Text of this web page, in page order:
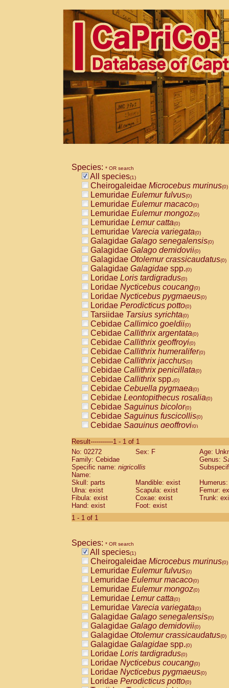
Species: * OR search
All species(1)
Cheirogaleidae Microcebus murinus(0)
Lemuridae Eulemur fulvus(0)
Lemuridae Eulemur macaco(0)
Lemuridae Eulemur mongoz(0)
Lemuridae Lemur catta(0)
Lemuridae Varecia variegata(0)
Galagidae Galago senegalensis(0)
Galagidae Galago demidovii(0)
Galagidae Otolemur crassicaudatus(0)
Galagidae Galagidae spp.(0)
Loridae Loris tardigradus(0)
Loridae Nycticebus coucang(0)
Loridae Nycticebus pygmaeus(0)
Loridae Perodicticus potto(0)
Tarsiidae Tarsius syrichta(0)
Cebidae Callimico goeldii(0)
Cebidae Callithrix argentata(0)
Cebidae Callithrix geoffroyi(0)
Cebidae Callithrix humeralifer(0)
Cebidae Callithrix jacchus(0)
Cebidae Callithrix penicillata(0)
Cebidae Callithrixspp.(0)
Cebidae Cebuella pygmaea(0)
Cebidae Leontopithecus rosalia(0)
Cebidae Saguinus bicolor(0)
Cebidae Saguinus fuscicollis(0)
Cebidae Saguinus geoffroyi(0)
CebidaeSaguinus labiatus(0)
Cebidae Saguinus leucopus (0)
Cebidae
CebidaeSaguinus mystax
Cebidae Saguinus nigricollis (1)
Cebidae Saguinus oedipus
Cebidae Saguinus weddelli
Cebidae Saguinusspp.
Cebidae
CebidaeCebus capucinus
CebidaeCebus nigrivittatus
CebidaeCebus spp.(0)
CebidaeSaimiri boliviensis(0)
CebidaeSaimiri sciureus(0)
AtelidaeAlouatta caraya(0)
AtelidaeAlouatta fusca(0)
AtelidaeAlouatta seniculus(0)
AtelidaeAlouattaspp.(0)
AtelidaeAteles belzebuth(0)
AtelidaeAteles geoffroyi(0)
AtelidaeAteles paniscus(0)
AtelidaeAtelesspp.(0)
AtelidaeLagothrix lagothricha(0)
AtelidaeLagothrix lagothricha cana
PitheciidaeCacajao calvus
Result-----------1 - 1 of 1
No: 02272
Sex: F
Age:
Family: Cebidae
Genus:
Specific name: nigricollis
Name:
Skull: parts
Mandible: exist
Ulna: exist
Scapula: exist
Femur:
Fibula: exist
Coxae: exist
Trunk:
Hand: exist
Foot: exist
1 - 1 of 1
Species: * OR search
All species(1)
Cheirogaleidae Microcebus murinus(0)
Lemuridae Eulemur fulvus(0)
Lemuridae Eulemur macaco(0)
Lemuridae Eulemur mongoz(0)
Lemuridae Lemur catta(0)
Lemuridae Varecia variegata(0)
Galagidae Galago senegalensis(0)
Galagidae Galago demidovii(0)
Galagidae Otolemur crassicaudatus(0)
Galagidae Galagidae spp.(0)
Loridae Loris tardigradus(0)
Loridae Nycticebus coucang(0)
Loridae Nycticebus pygmaeus(0)
Loridae Perodicticus potto(0)